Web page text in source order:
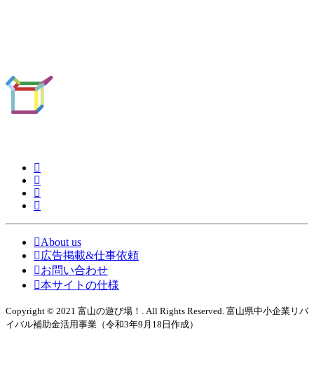
About us
広告掲載&仕事依頼
お問い合わせ
本サイトの仕様
Copyright © 2021 富山の遊び場！. All Rights Reserved. 富山県中小企業リバ
イバル補助金活用事業（令和3年9月18日作成）